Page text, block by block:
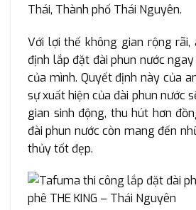
Thái, Thành phố Thái Nguyên.
Với lợi thế không gian rộng
định lắp đặt đài phun nước
của mình. Quyết định này của
sự xuất hiện của đài phun nước
gian sinh động, thu hút hơn
đài phun nước còn mang đến
thủy tốt đẹp.